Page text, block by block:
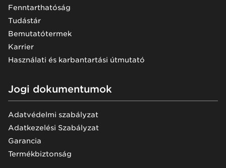
Fenntarthatóság
Tudástár
Bemutatótermek
Karrier
Használati és karbantartási útmutató
Jogi dokumentumok
Adatvédelmi szabályzat
Adatkezelési Szabályzat
Garancia
Termékbiztonság